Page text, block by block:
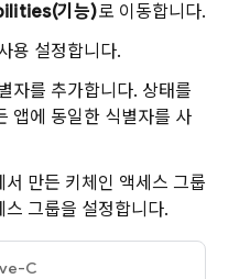
기능)로 이동합니다.
용 설정합니다.
자를 추가합니다. 상태를
앱에 동일한 식별자를 사
만든 키체인 액세스 그룹
그룹을 설정합니다.
C